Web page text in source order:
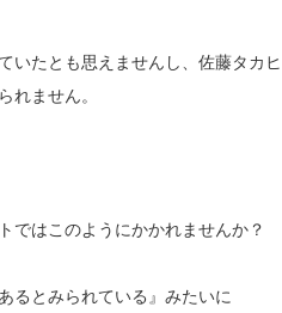
いたとも思えませんし、佐藤タカヒ
れません。
ではこのようにかかれませんか？
るとみられている』みたいに